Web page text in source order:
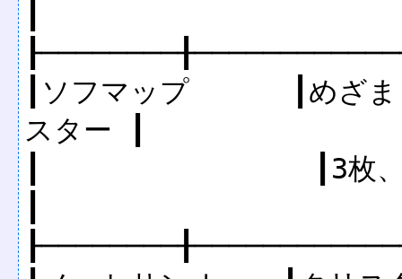
┃ソフマップ      ┃めざま
スター ┃
┃                ┃3枚、